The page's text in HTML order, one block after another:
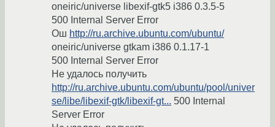
oneiric/universe libexif-gtk5 i386 0.3.5-5
500 Internal Server Error
Ош http://ru.archive.ubuntu.com/ubuntu/
oneiric/universe gtkam i386 0.1.17-1
500 Internal Server Error
Не удалось получить
http://ru.archive.ubuntu.com/ubuntu/pool/univer
se/libe/libexif-gtk/libexif-gt... 500 Internal
Server Error